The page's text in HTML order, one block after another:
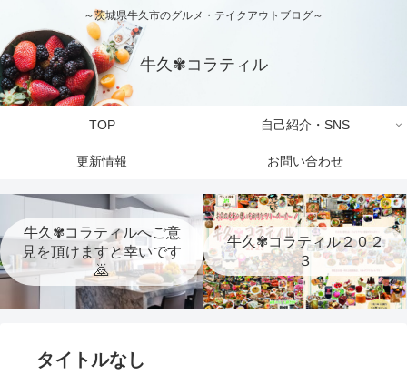
～茨城県牛久市のグルメ・テイクアウトブログ～
牛久✾コラティル
TOP 自己紹介・SNS
更新情報 お問い合わせ
牛久✾コラティルへご意
見を頂けますと幸いです
🙇
牛久✾コラティル２０２
３
タイトルなし